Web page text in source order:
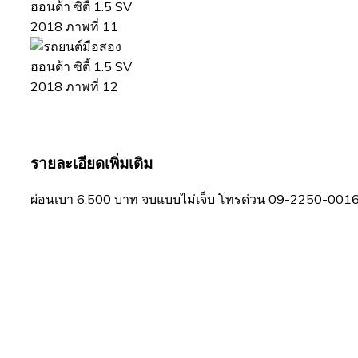
รายละเอียดเพิ่มเติม
ผ่อนเบา 6,500 บาท จบแบบไม่เจ็บ โทรด่วน 09-2250-